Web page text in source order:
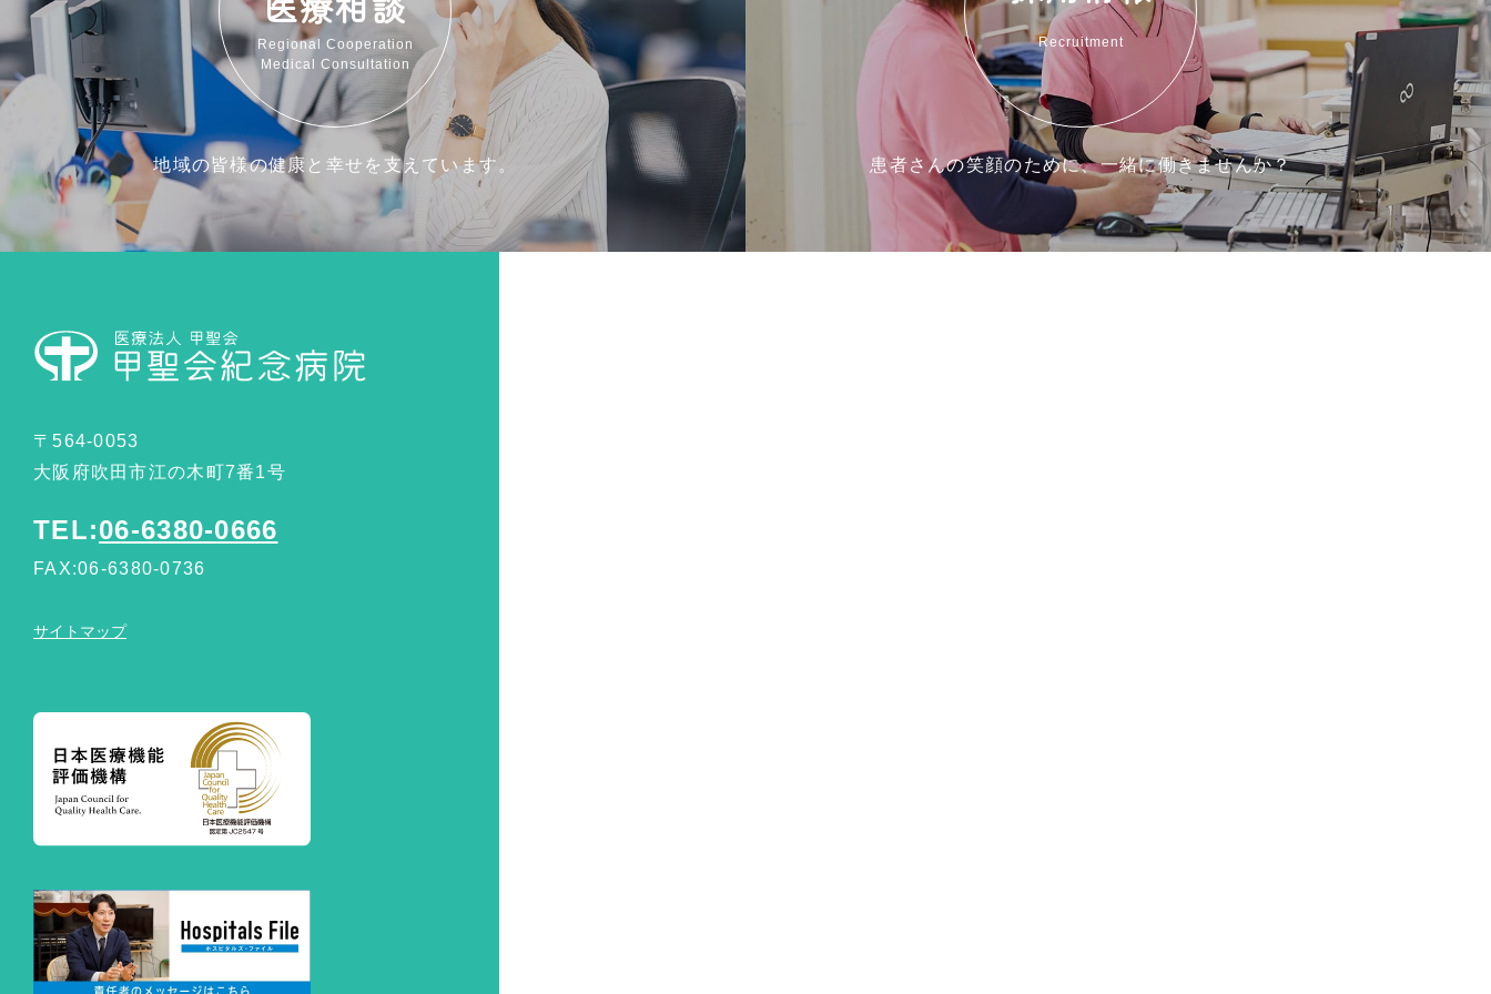
Regional Cooperation
Medical Consultation
地域の皆様の健康と幸せを支えています。
Recruitment
患者さんの笑顔のために、一緒に働きませんか？
〒564-0053
大阪府吹田市江の木町7番1号
TEL:06-6380-0666
FAX:06-6380-0736
サイトマップ